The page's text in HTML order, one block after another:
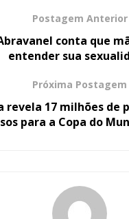
Postagem Anterior
conta que
entender sua
Próxima Postagem
revela 17 milhões de
para a Copa do